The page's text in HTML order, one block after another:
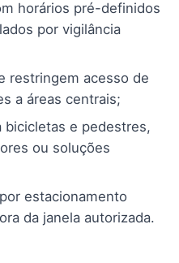
horários pré-definidos
por vigilância
restringem acesso de
a áreas centrais;
bicicletas e pedestres,
ou soluções
estacionamento
da janela autorizada.